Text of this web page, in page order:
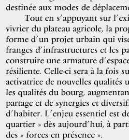
destinée aux modes de
Tout en s’appuyant sur
vivrier du plateau agricole, la
forme d’un projet urbain qui
franges d’infrastructures et les
construire une armature
résiliente. Celle-ci sera à la fois
activatrice de nouvelles qualités
les qualités du bourg,
partage et de synergies et
d’habiter. L’enjeu essentiel est
quartier » dès aujourd’hui, à
des « forces en présence ».